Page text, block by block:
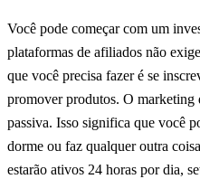
Você pode começar com um
plataformas de afiliados não
que você precisa fazer é se
promover produtos. O marketing
passiva. Isso significa que você
dorme ou faz qualquer outra
estarão ativos 24 horas por dia,